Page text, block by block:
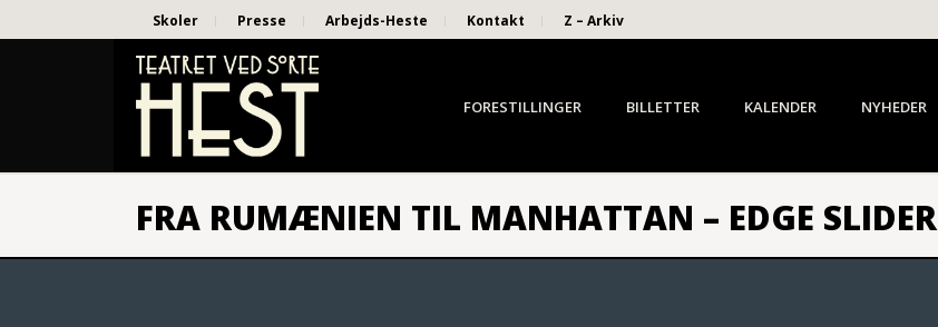
Skoler Presse Arbejds-Heste Kontakt Z – Arkiv
FORESTILLINGER BILLETTER KALENDER NYHEDER
FRA RUMÆNIEN TIL MANHATTAN – EDGE SLIDER